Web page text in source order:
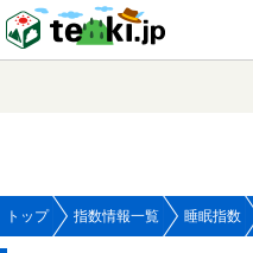
トップ 指数情報一覧 睡眠指数